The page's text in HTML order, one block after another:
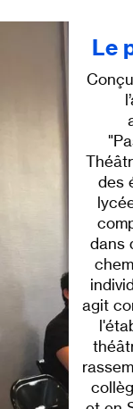
Le
des
dans
agit